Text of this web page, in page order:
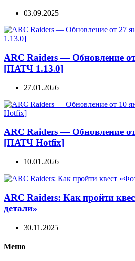
03.09.2025
ARC Raiders — Обновление
[ПАТЧ 1.13.0]
27.01.2026
ARC Raiders — Обновление
[ПАТЧ Hotfix]
10.01.2026
ARC Raiders: Как пройти
детали»
30.11.2025
Меню